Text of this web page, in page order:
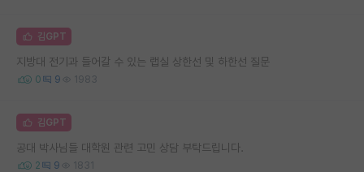
김GPT
지방대 전기과 들어갈 수 있는 랩실 상한선 및 하한선 질문
0 9 1983
김GPT
공대 박사님들 대학원 관련 고민 상담 부탁드립니다.
2 9 1831